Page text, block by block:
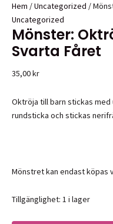
Hem /Uncategorized /
Uncategorized
Mönster:
Svarta Fåret
35,00kr
Oktröja till barn stickas med
rundsticka och stickas
Mönstret kan endast köpas
Tillgänglighet: 1 i lager